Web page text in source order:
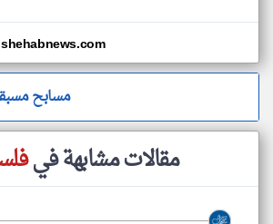
shehabnews.com
مسابح
مقالات مشابهة في